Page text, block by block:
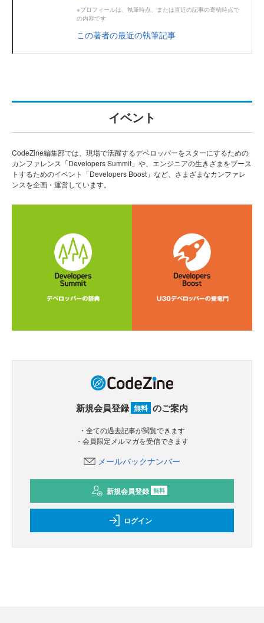
※プロフィールは、執筆時点、または直近の記事の寄稿時点で
の内容です
この著者の最近の執筆記事
イベント
CodeZine編集部では、現場で活躍するデベロッパーをスターにするための
カンファレンス「Developers Summit」や、エンジニアの生きざまをブース
トするためのイベント「Developers Boost」など、さまざまなカンファレ
ンスを企画・運営しています。
新規会員登録 無料 のご案内
・全ての過去記事が閲覧できます
・会員限定メルマガを受信できます
メールバックナンバー
新規会員登録 無料
ログイン